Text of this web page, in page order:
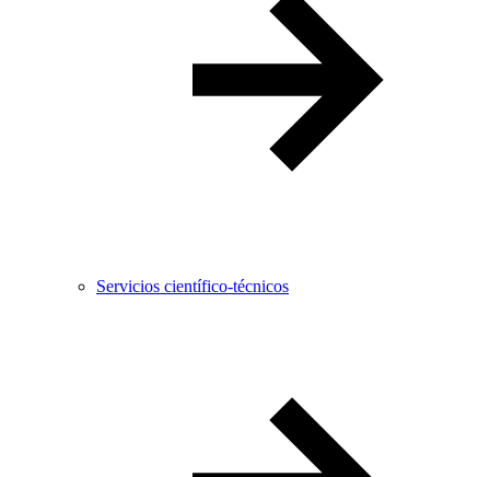
Servicios científico-técnicos